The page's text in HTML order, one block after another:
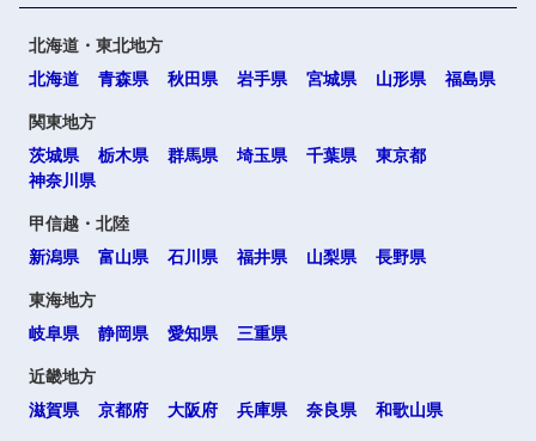
北海道・東北地方
北海道
青森県 秋田県 岩手県 宮城県 山形県 福島県
関東地方
茨城県
栃木県 群馬県 埼玉県 千葉県
東京都
神奈川県
甲信越・北陸
新潟県
富山県 石川県 福井県 山梨県 長野県
東海地方
岐阜県
静岡県 愛知県 三重県
近畿地方
滋賀県
京都府 大阪府 兵庫県 奈良県 和歌山県